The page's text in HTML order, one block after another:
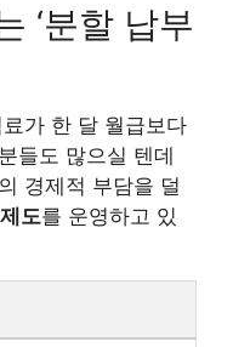
‘분할 납부
가 한 달 월급보다
들도 많으실 텐데
경제적 부담을 덜
도를 운영하고 있